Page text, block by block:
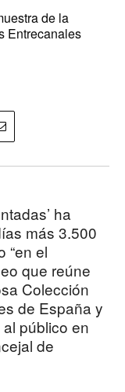
de la
Entrecanales
ha
más 3.500
“en el
que reúne
Colección
de España y
público en
de